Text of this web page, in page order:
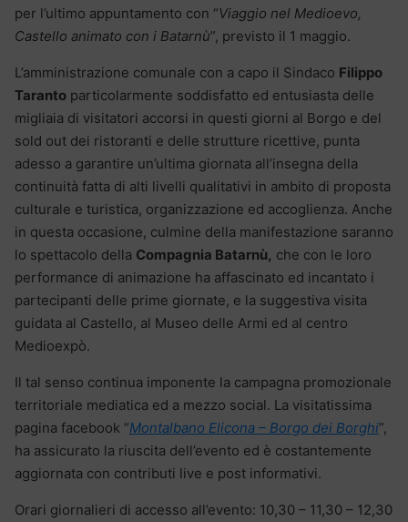
per l’ultimo appuntamento con “Viaggio nel Medioevo,
Castello animato con i Batarnù”, previsto il 1 maggio.
L’amministrazione comunale con a capo il Sindaco Filippo
Taranto particolarmente soddisfatto ed entusiasta delle
migliaia di visitatori accorsi in questi giorni al Borgo e del
sold out dei ristoranti e delle strutture ricettive, punta
adesso a garantire un’ultima giornata all’insegna della
continuità fatta di alti livelli qualitativi in ambito di proposta
culturale e turistica, organizzazione ed accoglienza. Anche
in questa occasione, culmine della manifestazione saranno
lo spettacolo della Compagnia Batarnù, che con le loro
performance di animazione ha affascinato ed incantato i
partecipanti delle prime giornate, e la suggestiva visita
guidata al Castello, al Museo delle Armi ed al centro
Medioexpò.
Il tal senso continua imponente la campagna promozionale
territoriale mediatica ed a mezzo social. La visitatissima
pagina facebook “Montalbano Elicona – Borgo dei Borghi”,
ha assicurato la riuscita dell’evento ed è costantemente
aggiornata con contributi live e post informativi.
Orari giornalieri di accesso all’evento: 10,30 – 11,30 – 12,30